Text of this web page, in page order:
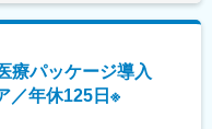
改革を推進しています。
予約・決済・コミュニケーシ
しています。
療パッケージ導入
／年休125日※